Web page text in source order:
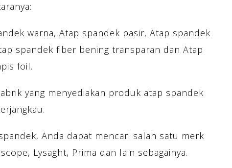
warna, Atap spandek pasir, Atap spandek
spandek fiber bening transparan dan Atap
foil.
yang menyediakan produk atap spandek
Anda dapat mencari salah satu merk
Lysaght, Prima dan lain sebagainya.